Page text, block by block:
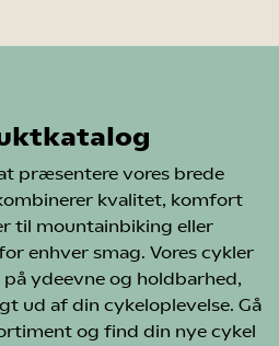
præsentere vores brede
kvalitet, komfort
til mountainbiking eller
enhver smag. Vores cykler
ydeevne og holdbarhed,
ud af din cykeloplevelse. Gå
og find din nye cykel